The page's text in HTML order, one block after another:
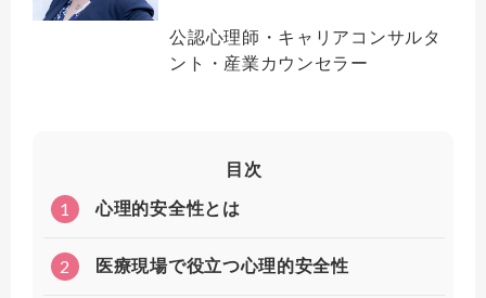
公認心理師・キャリアコンサルタ
ント・産業カウンセラー
目次
1 心理的安全性とは
2 医療現場で役立つ心理的安全性